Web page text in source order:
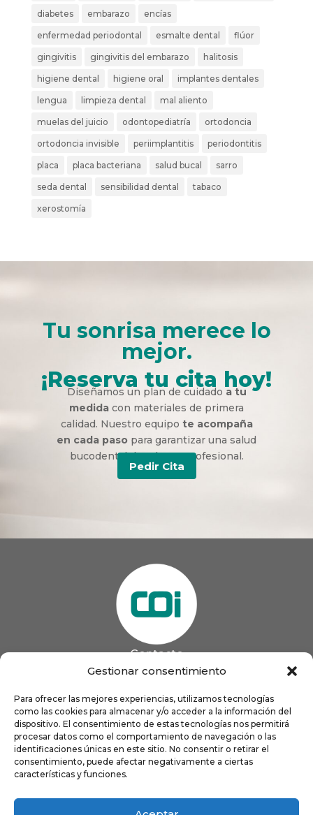
Gestionar consentimiento
Para ofrecer las mejores experiencias, utilizamos tecnologías
como las cookies para almacenar y/o acceder a la información del
dispositivo. El consentimiento de estas tecnologías nos permitirá
procesar datos como el comportamiento de navegación o las
identificaciones únicas en este sitio. No consentir o retirar el
consentimiento, puede afectar negativamente a ciertas
características y funciones.
diabetes embarazo encías
enfermedad periodontal esmalte dental flúor
gingivitis gingivitis del embarazo halitosis
higiene dental higiene oral implantes dentales
lengua limpieza dental mal aliento
muelas del juicio odontopediatría ortodoncia
ortodoncia invisible periimplantitis periodontitis
placa placa bacteriana salud bucal sarro
seda dental sensibilidad dental tabaco
xerostomía
Tu sonrisa merece lo
mejor.
¡Reserva tu cita hoy!
Diseñamos un plan de cuidado a tu
medida con materiales de primera
calidad. Nuestro equipo te acompaña
en cada paso para garantizar una salud
bucodental duradera y profesional.
Pedir Cita
Contacto
 coigijon@gmail.com
Horario
Lun
9:00 a 13:00 - 16:00 a 21:00
Mar
9:00 a 13:00 - 16:00 a 20:00
Mié
9:00 a 14:00 - 16:00 a 19:00
Jue
9:00 a 13:00 - 16:00 a 19:00